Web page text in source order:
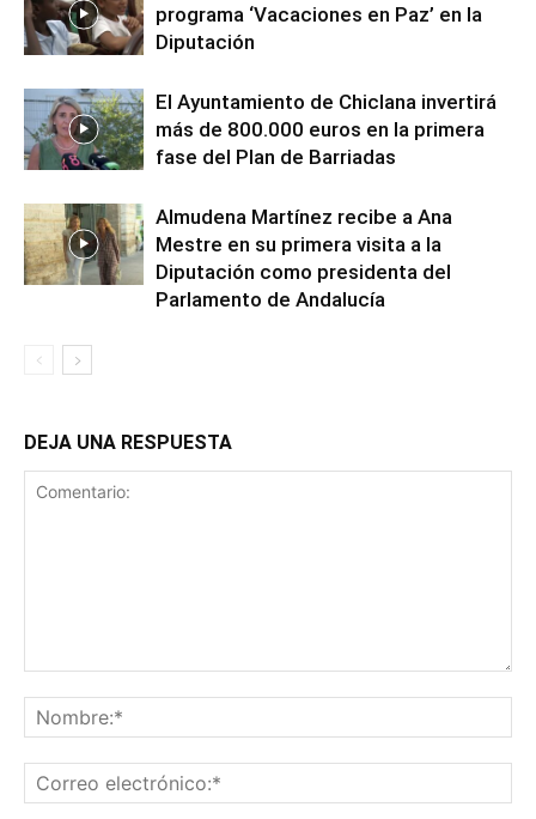
programa ‘Vacaciones en Paz’ en la
Diputación
El Ayuntamiento de Chiclana invertirá
más de 800.000 euros en la primera
fase del Plan de Barriadas
Almudena Martínez recibe a Ana
Mestre en su primera visita a la
Diputación como presidenta del
Parlamento de Andalucía
DEJA UNA RESPUESTA